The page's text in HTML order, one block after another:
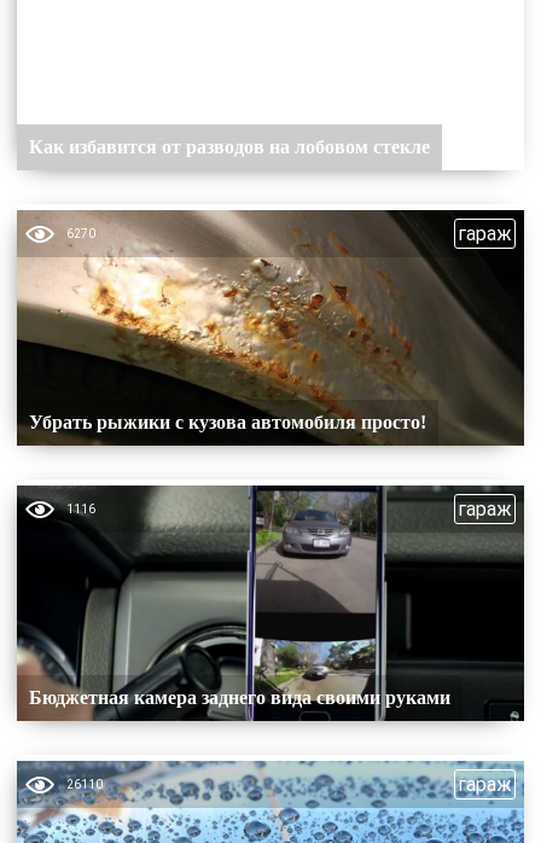
Как избавится от разводов на лобовом стекле
6270 гараж
Убрать рыжики с кузова автомобиля просто!
1116 гараж
Бюджетная камера заднего вида своими руками
26110 гараж